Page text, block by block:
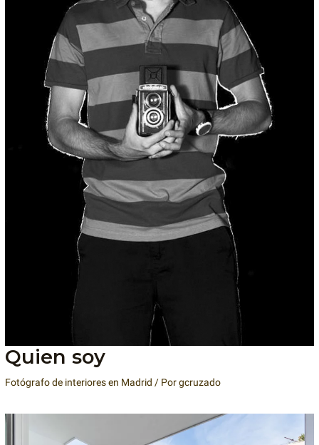
Quien soy
Fotógrafo de interiores en Madrid / Porgcruzado